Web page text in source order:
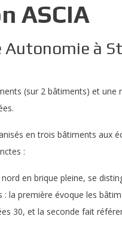
ASCIA
Autonomie à St
(sur 2 bâtiments) et une
en trois bâtiments aux
:
nord en brique pleine, se
: la première évoque les
30, et la seconde fait